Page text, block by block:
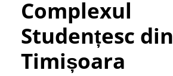
Complexul
Studențesc din
Timișoara